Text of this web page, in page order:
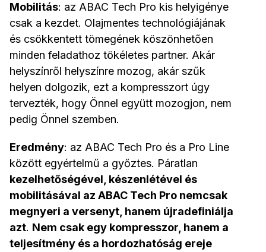
Mobilitás: az ABAC Tech Pro kis helyigénye
csak a kezdet. Olajmentes technológiájának
és csökkentett tömegének köszönhetően
minden feladathoz tökéletes partner. Akár
helyszínről helyszínre mozog, akár szűk
helyen dolgozik, ezt a kompresszort úgy
tervezték, hogy Önnel együtt mozogjon, nem
pedig Önnel szemben.
Eredmény: az ABAC Tech Pro és a Pro Line
között egyértelmű a győztes. Páratlan
kezelhetőségével, készenlétével és
mobilitásával az ABAC Tech Pro nemcsak
megnyeri a versenyt, hanem újradefiniálja
azt. Nem csak egy kompresszor, hanem a
teljesítmény és a hordozhatóság ereje